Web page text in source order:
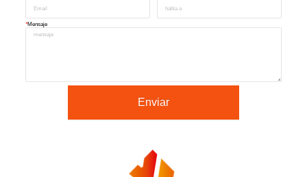
*Mensaje
Enviar